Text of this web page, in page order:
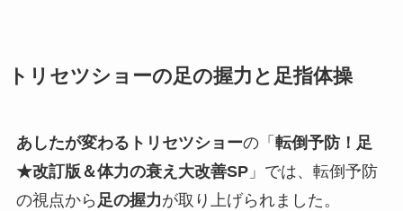
トリセツショーの足の握力と足指体操
あしたが変わるトリセツショーの「 転倒予防！足
★改訂版＆体力の衰え大改善SP」では、転倒予防
の視点から 足の握力が取り上げられました。